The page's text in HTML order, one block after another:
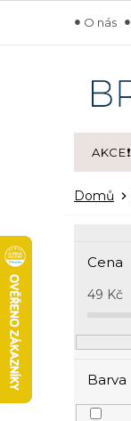
obsah
O nás
AKCE❗
Domů
a
n
p
Cena
49 Kč
Barva